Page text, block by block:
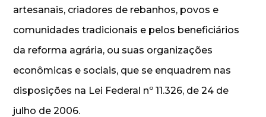
artesanais, criadores de rebanhos, povos e
comunidades tradicionais e pelos beneficiários
da reforma agrária, ou suas organizações
econômicas e sociais, que se enquadrem nas
disposições na Lei Federal nº 11.326, de 24 de
julho de 2006.